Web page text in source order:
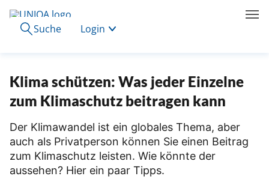
Suche Login
Klima schützen: Was jeder Einzelne
zum Klimaschutz beitragen kann
Der Klimawandel ist ein globales Thema, aber
auch als Privatperson können Sie einen Beitrag
zum Klimaschutz leisten. Wie könnte der
aussehen? Hier ein paar Tipps.